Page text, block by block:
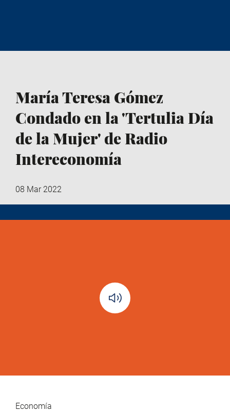
María Teresa Gómez
Condado en la 'Tertulia Día
de la Mujer' de Radio
Intereconomía
08 Mar 2022
Economía